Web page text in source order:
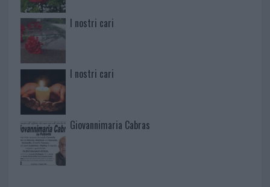
I nostri cari
I nostri cari
Giovannimaria Cabras